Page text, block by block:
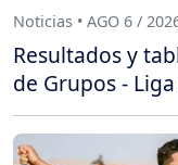
Noticias • AGO 6 /
Resultados y
de Grupos -